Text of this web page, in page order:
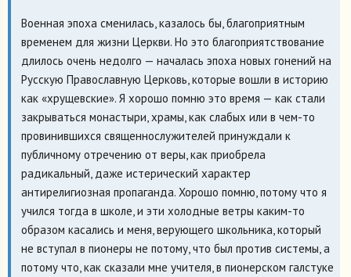
Военная эпоха сменилась, казалось бы, благоприятным
временем для жизни Церкви. Но это благоприятствование
длилось очень недолго — началась эпоха новых гонений на
Русскую Православную Церковь, которые вошли в историю
как «хрущевские». Я хорошо помню это время — как стали
закрываться монастыри, храмы, как слабых или в чем-то
провинившихся священнослужителей принуждали к
публичному отречению от веры, как приобрела
радикальный, даже истерический характер
антирелигиозная пропаганда. Хорошо помню, потому что я
учился тогда в школе, и эти холодные ветры каким-то
образом касались и меня, верующего школьника, который
не вступал в пионеры не потому, что был против системы, а
потому что, как сказали мне учителя, в пионерском галстуке